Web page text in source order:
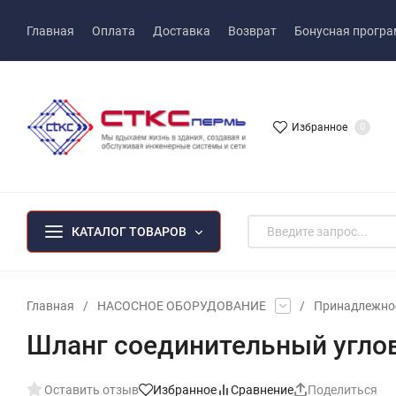
Главная Оплата Доставка Возврат Бонусная
Избранное 0
КАТАЛОГ ТОВАРОВ
Главная / НАСОСНОЕ ОБОРУДОВАНИЕ /
Шланг соединительный
Оставить отзыв Избранное Сравнение Поделиться